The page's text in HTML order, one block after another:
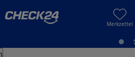
Merkzettel